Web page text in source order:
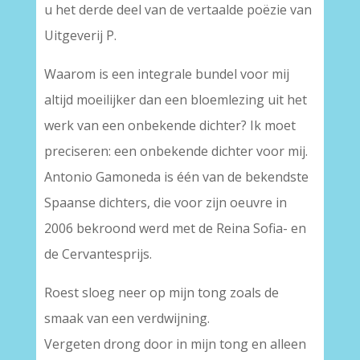
u het derde deel van de vertaalde poëzie van
Uitgeverij P.
Waarom is een integrale bundel voor mij
altijd moeilijker dan een bloemlezing uit het
werk van een onbekende dichter? Ik moet
preciseren: een onbekende dichter voor mij.
Antonio Gamoneda is één van de bekendste
Spaanse dichters, die voor zijn oeuvre in
2006 bekroond werd met de Reina Sofia- en
de Cervantesprijs.
Roest sloeg neer op mijn tong zoals de
smaak van een verdwijning.
Vergeten drong door in mijn tong en alleen